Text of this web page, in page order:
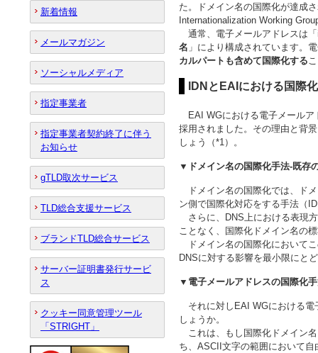
た。ドメイン名の国際化が達成
Internationalization Working
通常、電子メールアドレスは
名 」により構成されています。
カルパートも含めて国際化する
IDNとEAIにおける国際
EAI WGにおける電子メールア
採用されました。その理由と背
しょう（*1）。
▼ドメイン名の国際化手法-既存
ドメイン名の国際化では、ド
ン側で国際化対応をする手法（
さらに、DNS上における表現
ことなく、国際化ドメイン名の
ドメイン名の国際化において
DNSに対する影響を最小限にと
▼電子メールアドレスの国際化
それに対しEAI WGにおける電
しょうか。
これは、もし国際化ドメイン
ち、ASCII文字の範囲において
新着情報
メールマガジン
ソーシャルメディア
指定事業者
指定事業者契約終了に伴う
お知らせ
gTLD取次サービス
TLD総合支援サービス
ブランドTLD総合サービス
サーバー証明書発行サービ
ス
クッキー同意管理ツール
「STRIGHT」